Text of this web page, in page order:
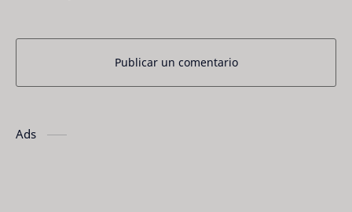
Publicar un comentario
Ads